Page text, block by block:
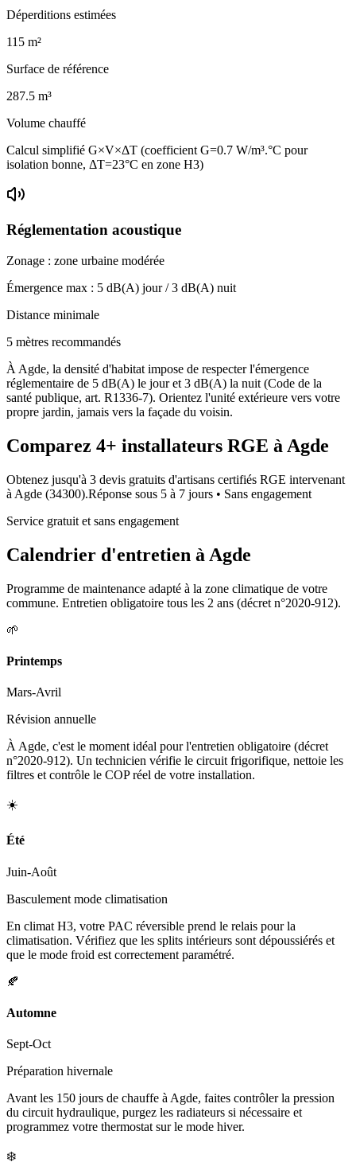
Déperditions estimées
115 m²
Surface de référence
287.5 m³
Volume chauffé
Calcul simplifié G×V×ΔT (coefficient G=0.7 W/m³.°C pour
isolation bonne, ΔT=23°C en zone H3)
Réglementation acoustique
Zonage : zone urbaine modérée
Émergence max : 5 dB(A) jour /3 dB(A) nuit
Distance minimale
5 mètres recommandés
À Agde, la densité d'habitat impose de respecter l'émergence
réglementaire de 5 dB(A) le jour et 3 dB(A) la nuit (Code de la
santé publique, art. R1336-7). Orientez l'unité extérieure vers votre
propre jardin, jamais vers la façade du voisin.
Comparez 4+ installateurs RGE à Agde
Obtenez jusqu'à 3 devis gratuits d'artisans certifiés RGE intervenant
à Agde (34300).Réponse sous 5 à 7 jours • Sans engagement
Service gratuit et sans engagement
Calendrier d'entretien à Agde
Programme de maintenance adapté à la zone climatique de votre
commune. Entretien obligatoire tous les 2 ans (décret n°2020-912).
🌱
Printemps
Mars-Avril
Révision annuelle
À Agde, c'est le moment idéal pour l'entretien obligatoire (décret
n°2020-912). Un technicien vérifie le circuit frigorifique, nettoie les
filtres et contrôle le COP réel de votre installation.
☀️
Été
Juin-Août
Basculement mode climatisation
En climat H3, votre PAC réversible prend le relais pour la
climatisation. Vérifiez que les splits intérieurs sont dépoussiérés et
que le mode froid est correctement paramétré.
🍂
Automne
Sept-Oct
Préparation hivernale
Avant les 150 jours de chauffe à Agde, faites contrôler la pression
du circuit hydraulique, purgez les radiateurs si nécessaire et
programmez votre thermostat sur le mode hiver.
❄️